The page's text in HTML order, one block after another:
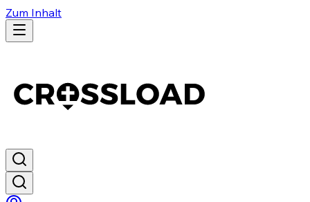
Zum Inhalt